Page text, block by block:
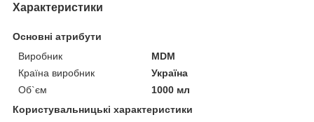
Характеристики
Основні атрибути
Виробник
MDM
Країна виробник
Україна
Об`єм
1000 мл
Користувальницькі характеристики